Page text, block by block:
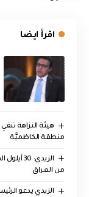
اقرأ ايضا
هيئة النزاهة
منطقة الكاظميَّة
الزيدي:
من العراق
الزيدي يدعو